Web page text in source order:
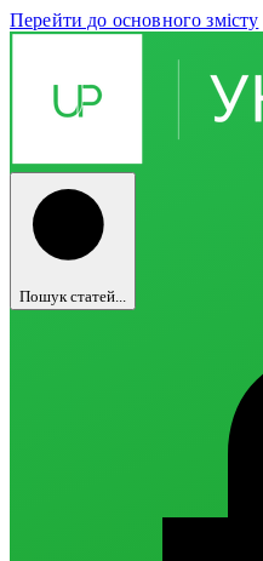
Перейти до основного змісту
Пошук статей...